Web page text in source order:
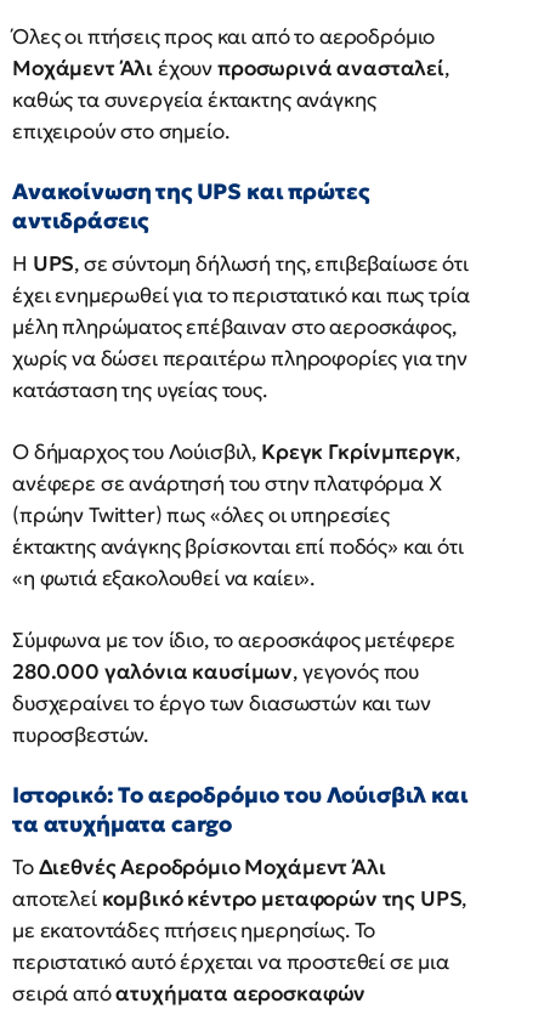
Όλες οι πτήσεις προς και από το αεροδρόμιο
Μοχάμεντ Άλιέχουνπροσωρινά ανασταλεί,
καθώς τα συνεργεία έκτακτης ανάγκης
επιχειρούν στο σημείο.
Ανακοίνωση της UPS και πρώτες
αντιδράσεις
Η UPS, σε σύντομη δήλωσή της, επιβεβαίωσε ότι
έχει ενημερωθεί για το περιστατικό και πως τρία
μέλη πληρώματος επέβαιναν στο αεροσκάφος,
χωρίς να δώσει περαιτέρω πληροφορίες για την
κατάσταση της υγείας τους.
Ο δήμαρχος του Λούισβιλ, Κρεγκ Γκρίνμπεργκ,
ανέφερε σε ανάρτησή του στην πλατφόρμα Χ
(πρώην Twitter) πως «όλες οι υπηρεσίες
έκτακτης ανάγκης βρίσκονται επί ποδός» και ότι
«η φωτιά εξακολουθεί να καίει».
Σύμφωνα με τον ίδιο, το αεροσκάφος μετέφερε
280.000 γαλόνια καυσίμων, γεγονός που
δυσχεραίνει το έργο των διασωστών και των
πυροσβεστών.
Ιστορικό: Το αεροδρόμιο του Λούισβιλ και
τα ατυχήματα cargo
ΤοΔιεθνές Αεροδρόμιο Μοχάμεντ Άλι
αποτελεί κομβικό κέντρο μεταφορών της UPS,
με εκατοντάδες πτήσεις ημερησίως. Το
περιστατικό αυτό έρχεται να προστεθεί σε μια
σειρά απόατυχήματα αεροσκαφών